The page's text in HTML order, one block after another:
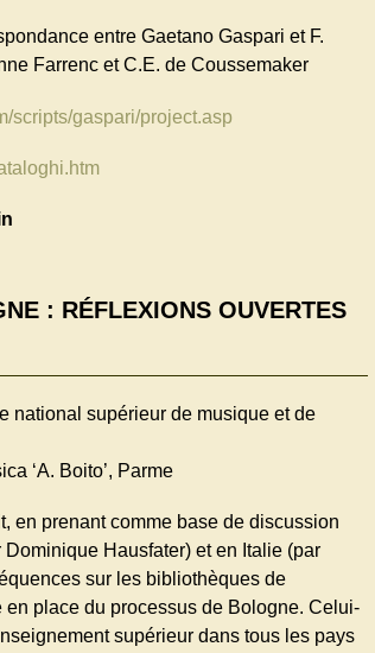
entre Gaetano Gaspari et F.
Farrenc et C.E. de Coussemaker
scripts/gaspari/project.asp
: RÉFLEXIONS OUVERTES
national supérieur de musique et de
‘A. Boito’, Parme
en prenant comme base de discussion
Dominique Hausfater) et en Italie (par
sur les bibliothèques de
place du processus de Bologne. Celui-
supérieur dans tous les pays